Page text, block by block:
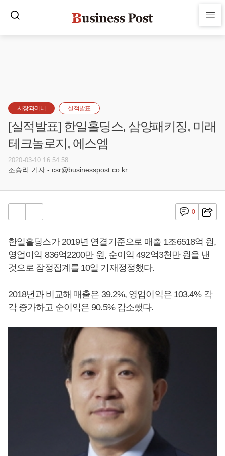
시장과머니 실적발표
[실적발표] 한일홀딩스, 삼양패키징, 미래
테크놀로지, 에스엠
2020-03-10 16:54:58
조승리 기자 - csr@businesspost.co.kr
0
한일홀딩스가 2019년 연결기준으로 매출 1조6518억 원,
영업이익 836억2200만 원, 순이익 492억3천만 원을 낸
것으로 잠정집계를 10일 기재정정했다.
2018년과 비교해 매출은 39.2%, 영업이익은 103.4% 각
각 증가하고 순이익은 90.5% 감소했다.